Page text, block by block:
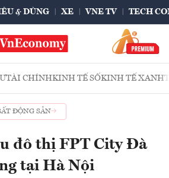
& DÙNG XE VNE TV TECH
TÀI CHÍNHKINH TẾ SỐKINH TẾ XANH
ĐỘNG SẢN
đô thị FPT City Đà
tại Hà Nội